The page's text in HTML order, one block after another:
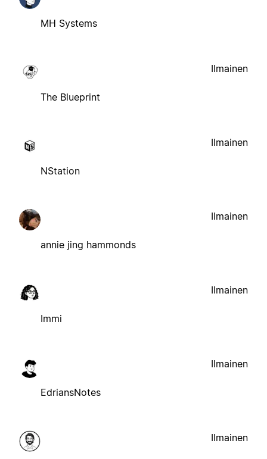
MH Systems
The Blueprint
Ilmainen
NStation
Ilmainen
annie jing hammonds
Ilmainen
Immi
Ilmainen
EdriansNotes
Ilmainen
Ilmainen